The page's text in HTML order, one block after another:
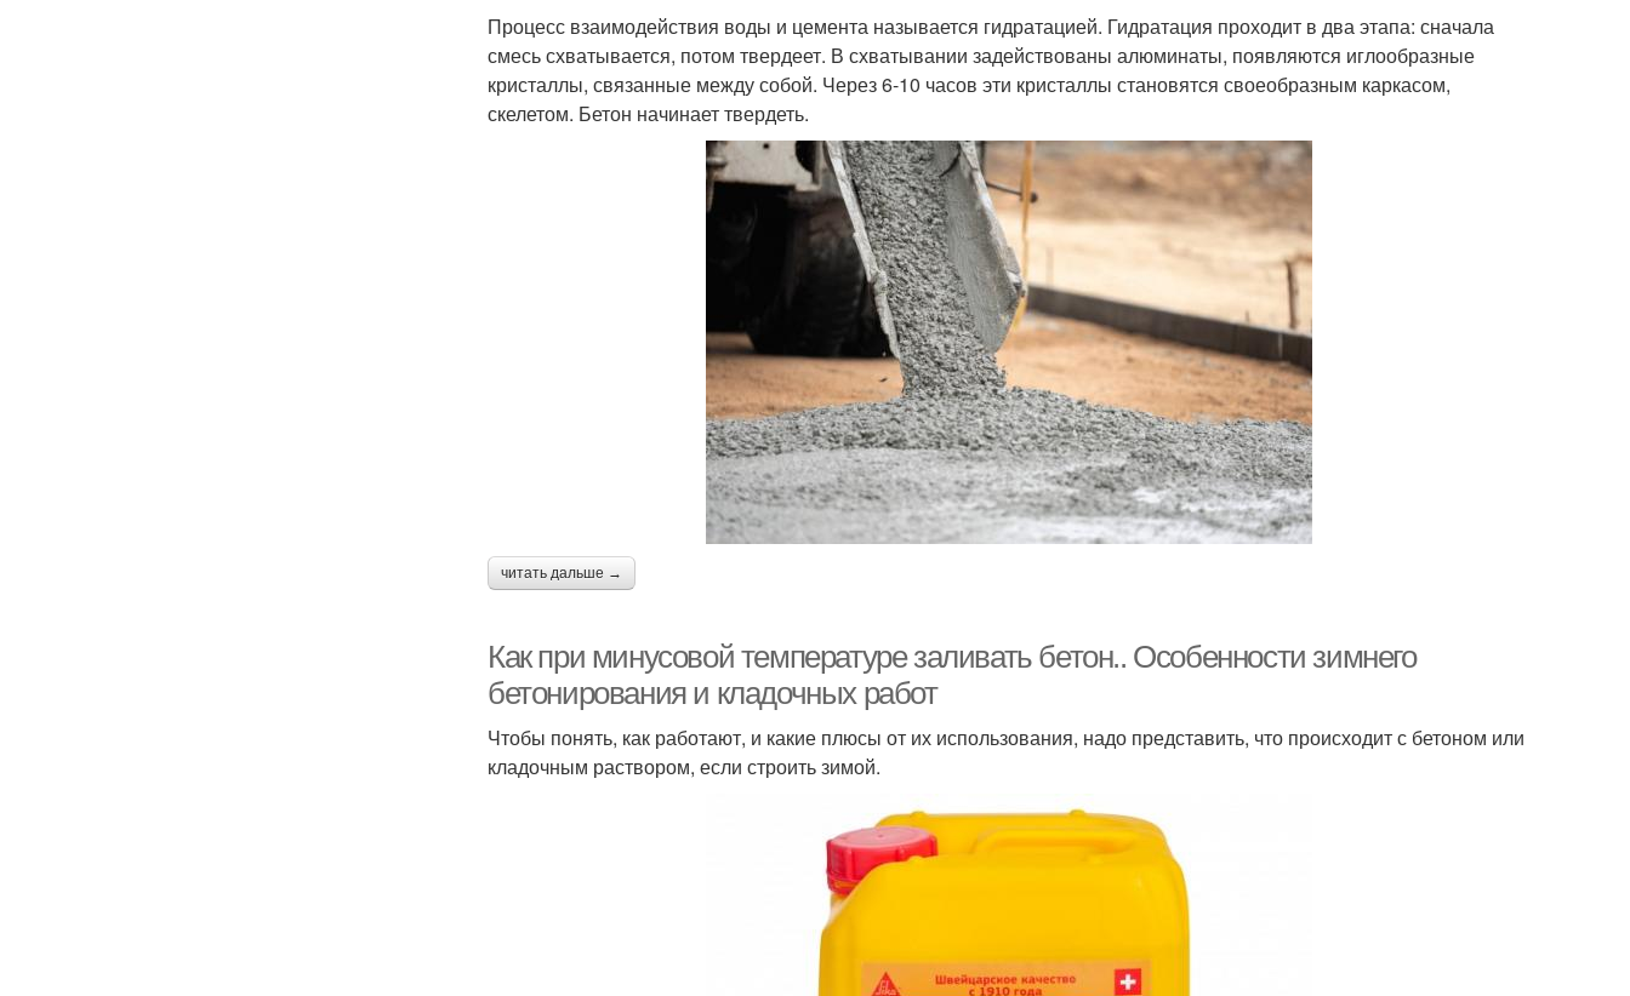
Процесс взаимодействия воды и цемента называется гидратацией. Гидратация проходит в два этапа: сначала
смесь схватывается, потом твердеет. В схватывании задействованы алюминаты, появляются иглообразные
кристаллы, связанные между собой. Через 6-10 часов эти кристаллы становятся своеобразным каркасом,
скелетом. Бетон начинает твердеть.
читать дальше →
Как при минусовой температуре заливать бетон.. Особенности зимнего
бетонирования и кладочных работ
Чтобы понять, как работают, и какие плюсы от их использования, надо представить, что происходит с бетоном или
кладочным раствором, если строить зимой.